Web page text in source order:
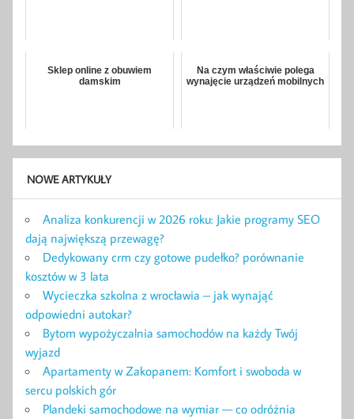
Sklep online z obuwiem
damskim
Na czym właściwie polega
wynajęcie urządzeń mobilnych
NOWE ARTYKUŁY
Analiza konkurencji w 2026 roku: Jakie programy SEO
dają największą przewagę?
Dedykowany crm czy gotowe pudełko? porównanie
kosztów w 3 lata
Wycieczka szkolna z wrocławia – jak wynająć
odpowiedni autokar?
Bytom wypożyczalnia samochodów na każdy Twój
wyjazd
Apartamenty w Zakopanem: Komfort i swoboda w
sercu polskich gór
Plandeki samochodowe na wymiar — co odróżnia